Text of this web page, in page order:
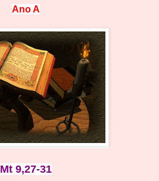
Ano A
Mt 9,27-31